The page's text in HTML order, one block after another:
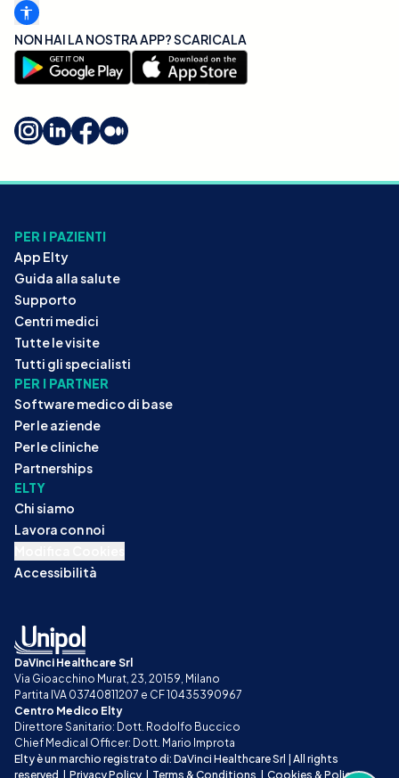
NON HAI LA NOSTRA APP? SCARICALA
PER I PAZIENTI
App Elty
Guida alla salute
Supporto
Centri medici
Tutte le visite
Tutti gli specialisti
PER I PARTNER
Software medico di base
Per le aziende
Per le cliniche
Partnerships
ELTY
Chi siamo
Lavora con noi
Accessibilità
DaVinci Healthcare Srl
Via Gioacchino Murat, 23, 20159, Milano
Partita IVA 03740811207 e CF 10435390967
Centro Medico Elty
Direttore Sanitario: Dott. Rodolfo Buccico
Chief Medical Officer: Dott. Mario Improta
Elty è un marchio registrato di: DaVinci Healthcare Srl | All rights
reserved
Privacy Policy Terms & Conditions Cookies & Policy